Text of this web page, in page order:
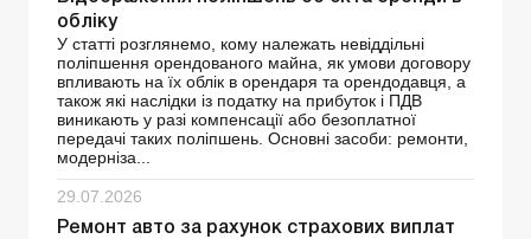
обліку
У статті розглянемо, кому належать невіддільні
поліпшення орендованого майна, як умови договору
впливають на їх облік в орендаря та орендодавця, а
також які наслідки із податку на прибуток і ПДВ
виникають у разі компенсації або безоплатної
передачі таких поліпшень. Основні засоби: ремонти,
модерніза...
29.07.2026
Ремонт авто за рахунок страхових виплат